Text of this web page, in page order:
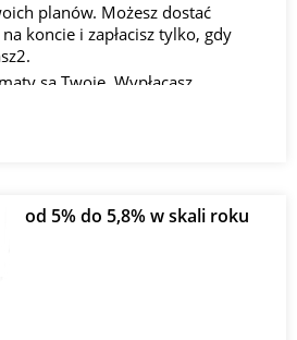
planów. Możesz dostać
koncie i zapłacisz tylko, gdy
są Twoje. Wypłacasz
od 5% do 5,8% w skali roku